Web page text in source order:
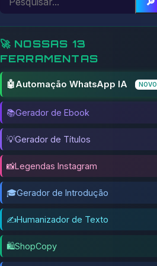
🚀 NOSSAS 13
FERRAMENTAS
🤖Automação WhatsApp IA NOVO
📚Gerador de Ebook
💡Gerador de Títulos
📸Legendas Instagram
🎓Gerador de Introdução
✍️Humanizador de Texto
🛍️ShopCopy